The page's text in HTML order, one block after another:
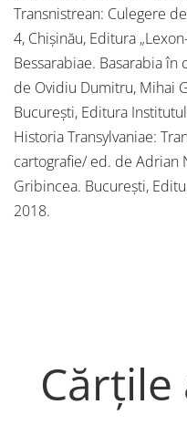
Transnistrean: Culegere
4, Chișinău, Editura
Bessarabiae. Basarabia
de Ovidiu Dumitru, Mihai
București, Editura
Historia Transylvaniae:
cartografie/ ed. de Adrian
Gribincea. București,
2018.